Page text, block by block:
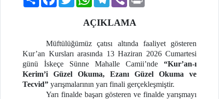
AÇIKLAMA
Müftülüğümüz çatısı altında faaliyet gösteren
Kur’an Kursları arasında 13 Haziran 2026 Cumartesi
günü İskeçe Sünne Mahalle Camii’nde “Kur’an-ı
Kerim’i Güzel Okuma, Ezanı Güzel Okuma ve
Tecvid” yarışmalarının yarı finali gerçekleşmiştir.
Yarı finalde başarı gösteren ve finalde yarışmayı